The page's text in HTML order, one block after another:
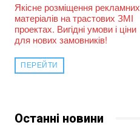
Якісне розміщення рекламних
матеріалів на трастових ЗМІ
проектах. Вигідні умови і ціни
для нових замовників!
ПЕРЕЙТИ
Останні новини